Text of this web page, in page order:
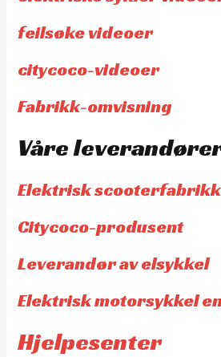
feilsøke videoer
citycoco-videoer
Fabrikk-omvisning
Våre
Elektrisk scooterfabrikk
Citycoco-produsent
Leverandør av elsykkel
Elektrisk motorsykkel
Hjelpesenter